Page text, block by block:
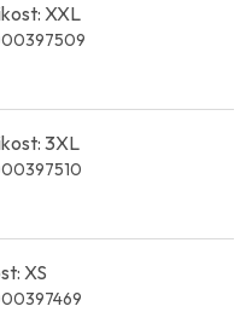
XXL
3XL
XS